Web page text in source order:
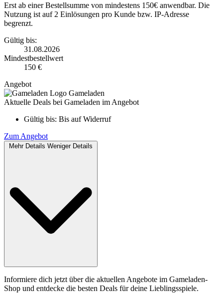
Erst ab einer Bestellsumme von mindestens 150€ anwendbar. Die
Nutzung ist auf 2 Einlösungen pro Kunde bzw. IP-Adresse
begrenzt.
Gültig bis:
31.08.2026
Mindestbestellwert
150 €
Angebot
Gameladen
Aktuelle Deals bei Gameladen im Angebot
Gültig bis: Bis auf Widerruf
Zum Angebot
Mehr Details Weniger Details
Informiere dich jetzt über die aktuellen Angebote im Gameladen-
Shop und entdecke die besten Deals für deine Lieblingsspiele.